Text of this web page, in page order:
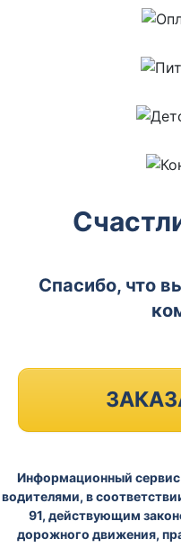
Спасибо, что
Информационный
водителями, в
91, действующим
дорожного движения,